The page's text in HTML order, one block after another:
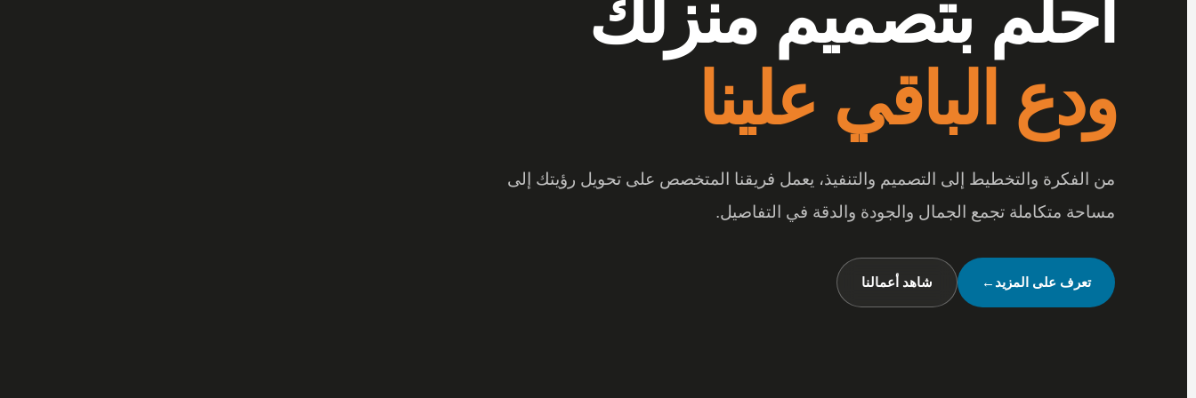
احلم بتصميم منزلك
ودع الباقي علينا
من الفكرة والتخطيط إلى التصميم والتنفيذ، يعمل فريقنا المتخصص على تحويل رؤيتك إلى
تعرف على المزيد← شاهد أعمالنا
أرقى المفروشات
بتفاصيل تصنع الفرق
عندما تجتمع أرقى المفروشات مع جودة الخامات والتصميم المبتكر، تتحول المساحة إلى تجربة
متكاملة تعكس شخصيتك وأسلوب حياتك.
تواصل معنا